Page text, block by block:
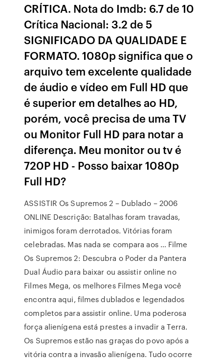
CRÍTICA. Nota do Imdb: 6.7 de 10
Crítica Nacional: 3.2 de 5
SIGNIFICADO DA QUALIDADE E
FORMATO. 1080p significa que o
arquivo tem excelente qualidade
de áudio e vídeo em Full HD que
é superior em detalhes ao HD,
porém, você precisa de uma TV
ou Monitor Full HD para notar a
diferença. Meu monitor ou tv é
720P HD - Posso baixar 1080p
Full HD?
ASSISTIR Os Supremos 2 – Dublado – 2006
ONLINE Descrição: Batalhas foram travadas,
inimigos foram derrotados. Vitórias foram
celebradas. Mas nada se compara aos … Filme
Os Supremos 2: Descubra o Poder da Pantera
Dual Áudio para baixar ou assistir online no
Filmes Mega, os melhores Filmes Mega você
encontra aqui, filmes dublados e legendados
completos para assistir online. Uma poderosa
força alienígena está prestes a invadir a Terra.
Os Supremos estão nas graças do povo após a
vitória contra a invasão alienígena. Tudo ocorre